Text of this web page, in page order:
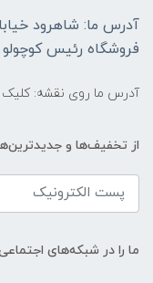
آدرس ما: شاهرود
فروشگاه رئیس کوچولو
آدرس ما روی نقشه: کلیک
از تخفیف‌ها و
ما را در شبکه‌های